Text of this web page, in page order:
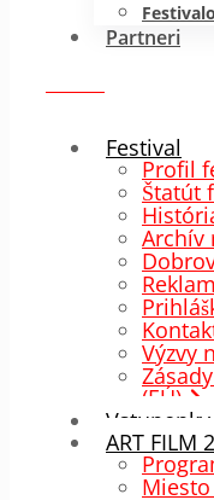
Partneri
Festival
Profil
Štatút
Archív
Výzvy
(EÚ)
Vstupenky
ART FILM